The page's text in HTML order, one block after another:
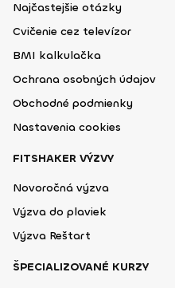
Najčastejšie otázky
Cvičenie cez televízor
BMI kalkulačka
Ochrana osobných údajov
Obchodné podmienky
Nastavenia cookies
FITSHAKER VÝZVY
Novoročná výzva
Výzva do plaviek
Výzva Reštart
ŠPECIALIZOVANÉ KURZY